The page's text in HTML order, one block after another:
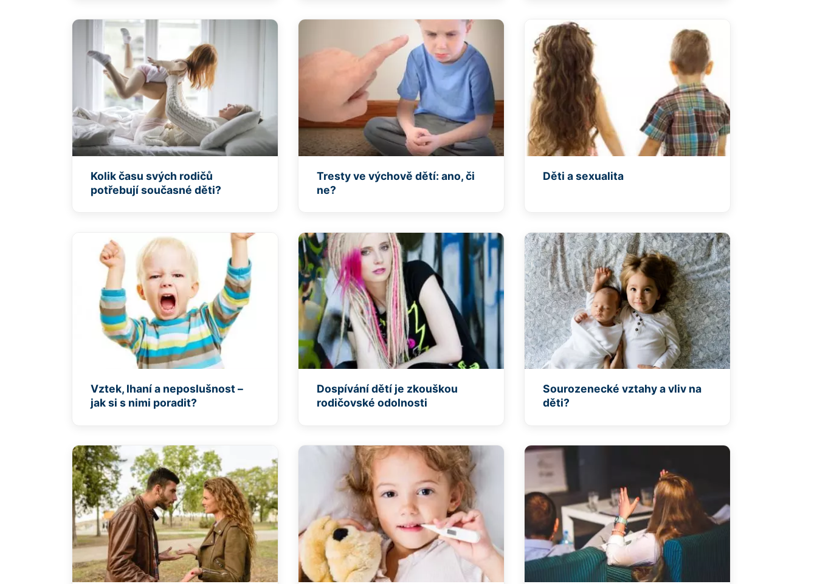
Kolik času svých rodičů
potřebují současné děti?
Tresty ve výchově dětí: ano, či
ne?
Děti a sexualita
Vztek, lhaní a neposlušnost –
jak si s nimi poradit?
Dospívání dětí je zkouškou
rodičovské odolnosti
Sourozenecké vztahy a vliv na
děti?